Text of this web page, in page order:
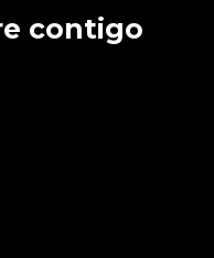
contigo